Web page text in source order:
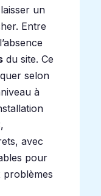
un
Entre
du site. Ce
selon
à
avec
pour
problèmes